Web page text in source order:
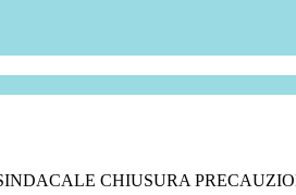
CHIUSURA